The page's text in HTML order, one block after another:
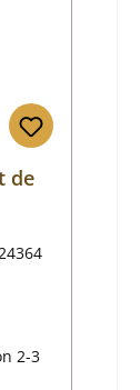
de
2-3